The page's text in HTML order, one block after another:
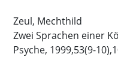
Zeul, Mechthild
Zwei Sprachen einer
Psyche, 1999,53(9-